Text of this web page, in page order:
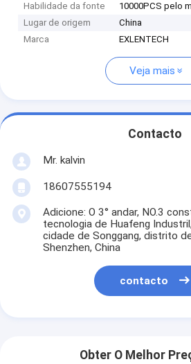
Habilidade da fonte
10000PCS pelo
Lugar de origem
China
Marca
EXLENTECH
Veja mais
Contacto
Mr. kalvin
18607555194
Adicione: O 3° andar, NO.3
tecnologia de Huafeng
cidade de Songgang, distrito
Shenzhen, China
contacto
Obter O Melhor